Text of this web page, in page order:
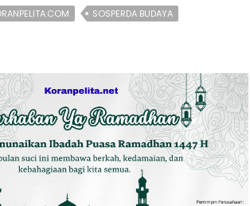
SOSPERDA BUDAYA